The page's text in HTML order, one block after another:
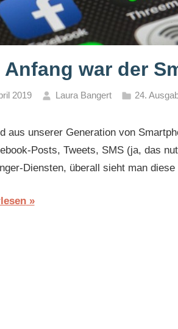
Anfang war der
2019 Laura Bangert 24.
aus unserer Generation von
Posts, Tweets, SMS (ja, das
Diensten, überall sieht man